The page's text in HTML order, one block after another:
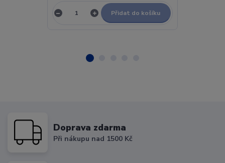
Přidat do košíku
Doprava zdarma
Při nákupu nad 1500 Kč